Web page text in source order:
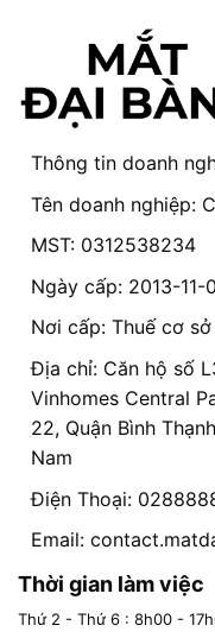
Thông tin doanh
Tên doanh nghiệp:
MST: 0312538234
Ngày cấp: 2013-11-
Nơi cấp: Thuế cơ
Địa chỉ: Căn hộ số
Vinhomes Central
22, Quận Bình
Nam
Điện Thoại:
Email:
Thời gian làm việc
Thứ 2 - Thứ 6 : 8h00 -